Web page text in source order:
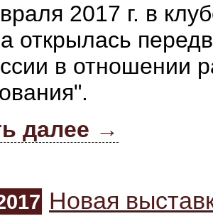
2017 г. в
открылась
в отношении
далее →
Новая